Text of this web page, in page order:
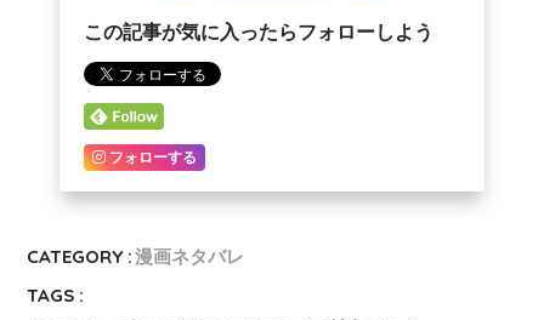
この記事が気に入ったらフォローしよう
フォローする
CATEGORY :漫画ネタバレ
TAGS :